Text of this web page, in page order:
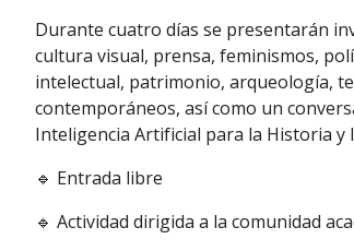
Durante cuatro días se presentarán
cultura visual, prensa, feminismos,
intelectual, patrimonio, arqueología,
contemporáneos, así como un
Inteligencia Artificial para la Historia y
🔹 Entrada libre
🔹 Actividad dirigida a la comunidad